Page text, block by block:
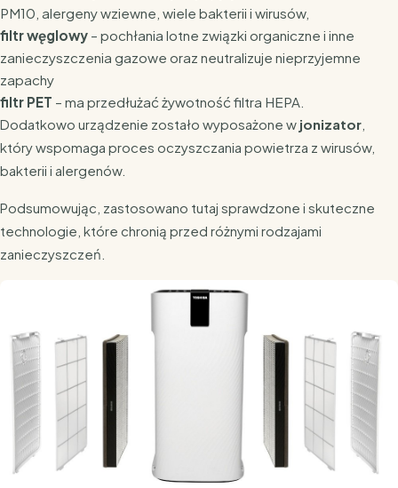
PM10, alergeny wziewne, wiele bakterii i wirusów,
filtr węglowy – pochłania lotne związki organiczne i inne
zanieczyszczenia gazowe oraz neutralizuje nieprzyjemne
zapachy
filtr PET – ma przedłużać żywotność filtra HEPA.
Dodatkowo urządzenie zostało wyposażone w jonizator
który wspomaga proces oczyszczania powietrza z wirusów,
bakterii i alergenów.
Podsumowując, zastosowano tutaj sprawdzone i skuteczne
technologie, które chronią przed różnymi rodzajami
zanieczyszczeń.